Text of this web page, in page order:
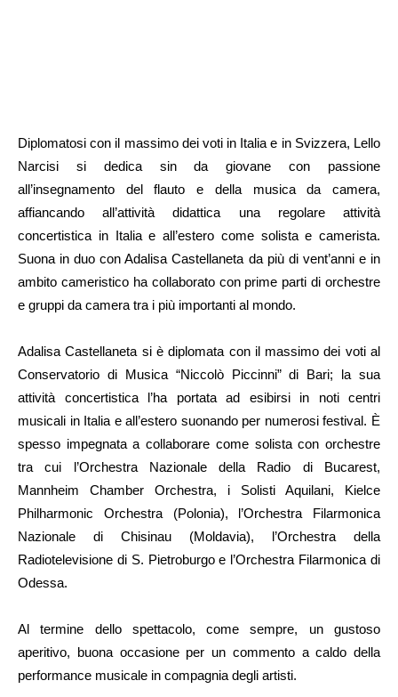
Diplomatosi con il massimo dei voti in Italia e in Svizzera, Lello
Narcisi si dedica sin da giovane con passione
all’insegnamento del flauto e della musica da camera,
affiancando all’attività didattica una regolare attività
concertistica in Italia e all’estero come solista e camerista.
Suona in duo con Adalisa Castellaneta da più di vent’anni e in
ambito cameristico ha collaborato con prime parti di orchestre
e gruppi da camera tra i più importanti al mondo.
Adalisa Castellaneta si è diplomata con il massimo dei voti al
Conservatorio di Musica “Niccolò Piccinni” di Bari; la sua
attività concertistica l’ha portata ad esibirsi in noti centri
musicali in Italia e all’estero suonando per numerosi festival. È
spesso impegnata a collaborare come solista con orchestre
tra cui l’Orchestra Nazionale della Radio di Bucarest,
Mannheim Chamber Orchestra, i Solisti Aquilani, Kielce
Philharmonic Orchestra (Polonia), l’Orchestra Filarmonica
Nazionale di Chisinau (Moldavia), l’Orchestra della
Radiotelevisione di S. Pietroburgo e l’Orchestra Filarmonica di
Odessa.
Al termine dello spettacolo, come sempre, un gustoso
aperitivo, buona occasione per un commento a caldo della
performance musicale in compagnia degli artisti.